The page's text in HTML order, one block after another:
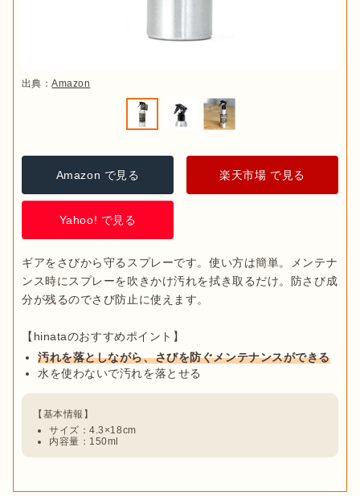
出典：Amazon
Amazon で見る 楽天市場 で見る
Yahoo! で見る
ギアをさびから守るスプレーです。使い方は簡単。メンテナ
ンス時にスプレーを吹きかけ汚れを拭き取るだけ。防さび成
分が残るのでさび防止に使えます。
汚れを落としながら、さびを防ぐメンテナンスができる
水を使わないで汚れを落とせる
サイズ：4.3×18cm
内容量：150ml